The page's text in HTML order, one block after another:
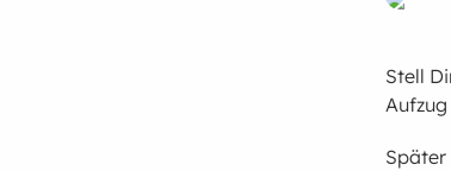
Stell